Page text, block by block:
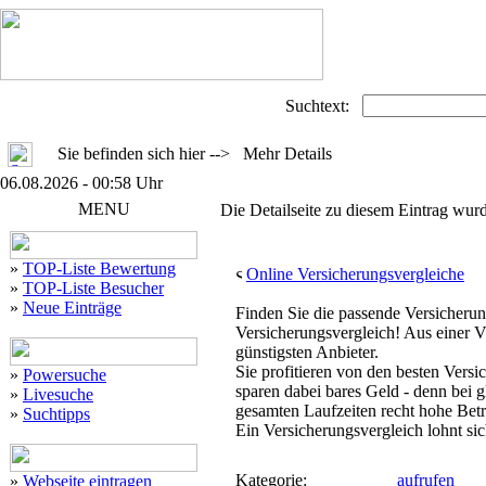
Suchtext:
Sie befinden sich hier --> Mehr Details
06.08.2026 - 00:58 Uhr
MENU
» TOP-Liste Bewertung
» TOP-Liste Besucher
» Neue Einträge
» Powersuche
» Livesuche
» Suchtipps
» Webseite eintragen
Die Detailseite zu diesem Eintrag
Online Versicherungsvergleiche
Finden Sie die passende
Versicherungsvergleich! Aus einer
günstigsten Anbieter.
Sie profitieren von den besten
sparen dabei bares Geld - denn bei
gesamten Laufzeiten recht hohe
Ein Versicherungsvergleich lohnt
Kategorie: aufrufen